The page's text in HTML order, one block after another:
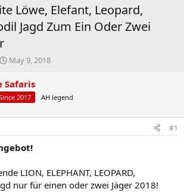
Löwe, Elefant, Leopard,
Jagd Zum Ein Oder Zwei
S
a
r
t
t
e
May 9, 2018
Safaris
2017 AH legend
#1
LION, ELEPHANT, LEOPARD,
nur für einen oder zwei Jäger 2018!